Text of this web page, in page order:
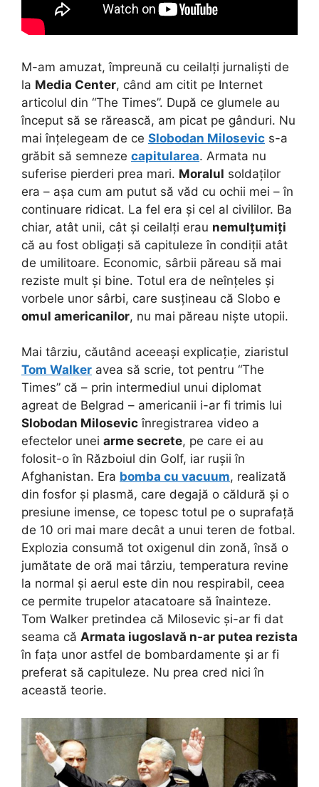
M-am amuzat, împreună cu ceilalți jurnaliști de
la Media Center, când am citit pe Internet
articolul din “The Times”. După ce glumele au
început să se rărească, am picat pe gânduri. Nu
mai înțelegeam de ce Slobodan Milosevic s-a
grăbit să semneze capitularea. Armata nu
suferise pierderi prea mari. Moralul soldaților
era – așa cum am putut să văd cu ochii mei – în
continuare ridicat. La fel era și cel al civililor. Ba
chiar, atât unii, cât și ceilalți erau nemulțumiți
că au fost obligați să capituleze în condiții atât
de umilitoare. Economic, sârbii păreau să mai
reziste mult și bine. Totul era de neînțeles și
vorbele unor sârbi, care susțineau că Slobo e
omul americanilor, nu mai păreau niște utopii.
Mai târziu, căutând aceeași explicație, ziaristul
Tom Walker avea să scrie, tot pentru “The
Times” că – prin intermediul unui diplomat
agreat de Belgrad – americanii i-ar fi trimis lui
Slobodan Milosevic înregistrarea video a
efectelor unei arme secrete, pe care ei au
folosit-o în Războiul din Golf, iar rușii în
Afghanistan. Era bomba cu vacuum, realizată
din fosfor și plasmă, care degajă o căldură și o
presiune imense, ce topesc totul pe o suprafață
de 10 ori mai mare decât a unui teren de fotbal.
Explozia consumă tot oxigenul din zonă, însă o
jumătate de oră mai târziu, temperatura revine
la normal și aerul este din nou respirabil, ceea
ce permite trupelor atacatoare să înainteze.
Tom Walker pretindea că Milosevic și-ar fi dat
seama că Armata iugoslavă n-ar putea rezista
în fața unor astfel de bombardamente și ar fi
preferat să capituleze. Nu prea cred nici în
această teorie.